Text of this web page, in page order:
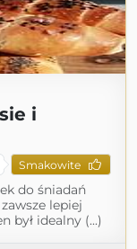
i
Smakowite
do śniadań
lepiej
był idealny (...)